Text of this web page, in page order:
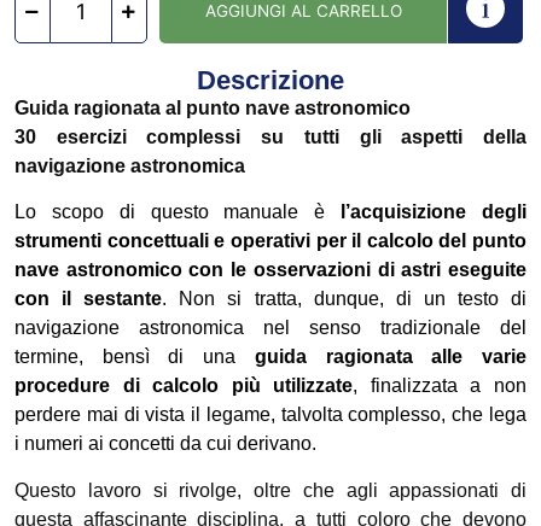
AGGIUNGI AL CARRELLO
Descrizione
Guida ragionata al punto nave astronomico
30 esercizi complessi su tutti gli aspetti della
navigazione astronomica
Lo scopo di questo manuale è
l’acquisizione degli
strumenti concettuali e operativi per il calcolo del punto
nave astronomico con le osservazioni di astri eseguite
con il sestante. Non si tratta, dunque, di un testo di
navigazione astronomica nel senso tradizionale del
termine, bensì di una guida ragionata alle varie
procedure di calcolo più utilizzate, finalizzata a non
perdere mai di vista il legame, talvolta complesso, che lega
i numeri ai concetti da cui derivano.
Questo lavoro si rivolge, oltre che agli appassionati di
questa affascinante disciplina, a tutti coloro che devono